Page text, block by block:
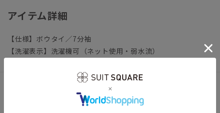
アイテム詳細
【仕様】ボウタイ／7分袖
【洗濯表示】洗濯機可（ネット使用・弱水流）